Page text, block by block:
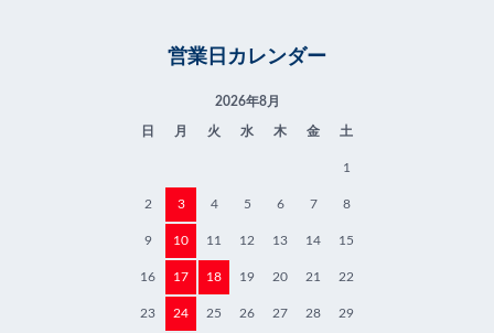
営業日カレンダー
2026年8月
日 月 火 水 木 金 土
1
2 3 4 5 6 7 8
9 10 11 12 13 14 15
16 17 18 19 20 21 22
23 24 25 26 27 28 29